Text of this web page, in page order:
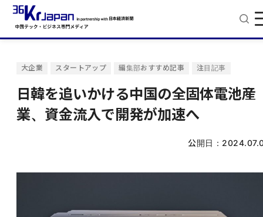
大企業 スタートアップ 編集部おすすめ記事 注目記事
日韓を追いかける中国の全固体電池産
業、資金流入で開発が加速へ
公開日：